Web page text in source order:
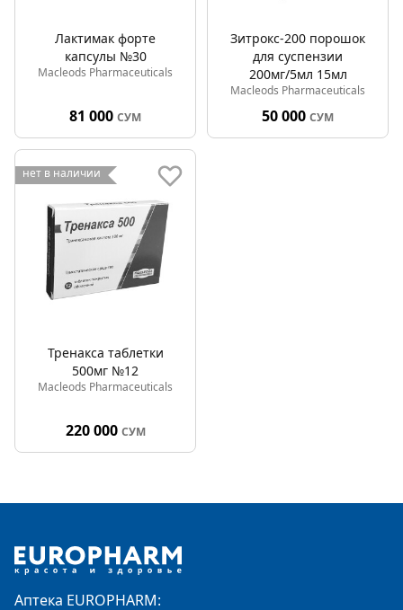
Лактимак форте
капсулы №30
Macleods Pharmaceuticals
81 000 СУМ
Зитрокс-200 порошок
для суспензии
200мг/5мл 15мл
Macleods Pharmaceuticals
50 000 СУМ
нет в наличии
Тренакса таблетки
500мг №12
Macleods Pharmaceuticals
220 000 СУМ
Аптека EUROPHARM: